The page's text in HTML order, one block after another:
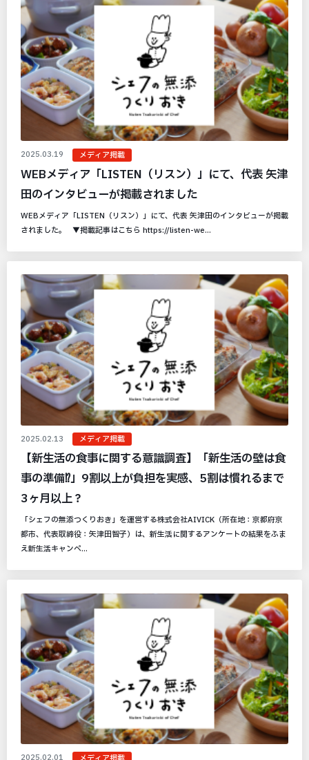
2025.03.19 メディア掲載
WEBメディア「LISTEN（リスン）」にて、代表 矢津
田のインタビューが掲載されました
WEBメディア「LISTEN（リスン）」にて、代表 矢津田のインタビューが掲載
されました。 ▼掲載記事はこちら https://listen-we...
2025.02.13 メディア掲載
【新生活の食事に関する意識調査】「新生活の壁は食
事の準備⁉︎」9割以上が負担を実感、5割は慣れるまで
3ヶ月以上？
「シェフの無添つくりおき」を運営する株式会社AIVICK（所在地：京都府京
都市、代表取締役：矢津田智子）は、新生活に関するアンケートの結果をふま
え新生活キャンペ...